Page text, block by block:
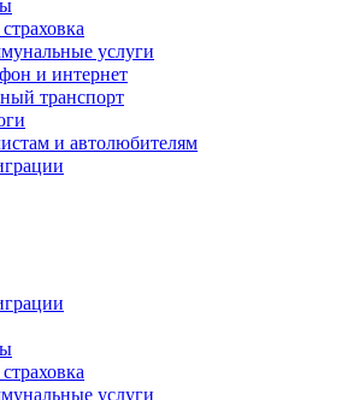
услуги
и интернет
транспорт
и автолюбителям
услуги